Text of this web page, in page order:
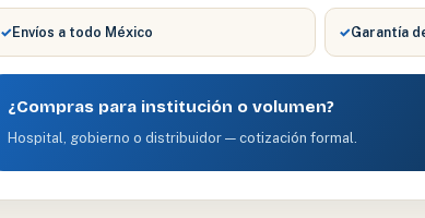
✓Envíos a todo México ✓Garantía
¿Compras para institución o volumen?
Hospital, gobierno o distribuidor — cotización formal.